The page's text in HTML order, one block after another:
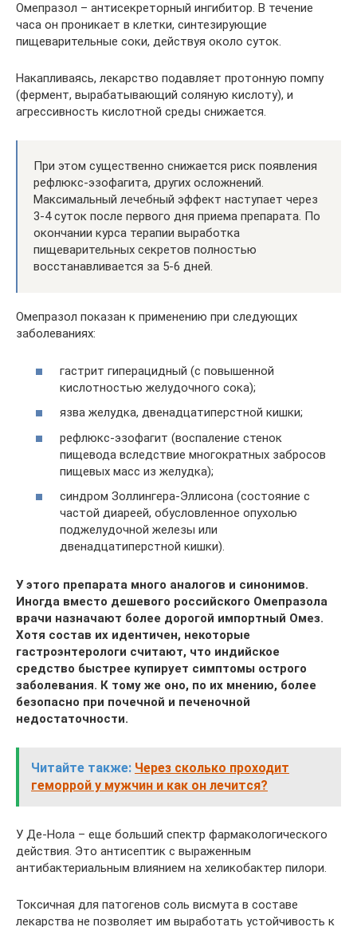
Омепразол – антисекреторный ингибитор. В течение
часа он проникает в клетки, синтезирующие
пищеварительные соки, действуя около суток.
Накапливаясь, лекарство подавляет протонную помпу
(фермент, вырабатывающий соляную кислоту), и
агрессивность кислотной среды снижается.
При этом существенно снижается риск появления
рефлюкс-эзофагита, других осложнений.
Максимальный лечебный эффект наступает через
3-4 суток после первого дня приема препарата. По
окончании курса терапии выработка
пищеварительных секретов полностью
восстанавливается за 5-6 дней.
Омепразол показан к применению при следующих
заболеваниях:
гастрит гиперацидный (с повышенной
кислотностью желудочного сока);
язва желудка, двенадцатиперстной кишки;
рефлюкс-эзофагит (воспаление стенок
пищевода вследствие многократных забросов
пищевых масс из желудка);
синдром Золлингера-Эллисона (состояние с
частой диареей, обусловленное опухолью
поджелудочной железы или
двенадцатиперстной кишки).
У этого препарата много аналогов и синонимов.
Иногда вместо дешевого российского Омепразола
врачи назначают более дорогой импортный Омез.
Хотя состав их идентичен, некоторые
гастроэнтерологи считают, что индийское
средство быстрее купирует симптомы острого
заболевания. К тому же оно, по их мнению, более
безопасно при почечной и печеночной
недостаточности.
Читайте также: Через сколько проходит
геморрой у мужчин и как он лечится?
У Де-Нола – еще больший спектр фармакологического
действия. Это антисептик с выраженным
антибактериальным влиянием на хеликобактер пилори.
Токсичная для патогенов соль висмута в составе
лекарства не позволяет им выработать устойчивость к